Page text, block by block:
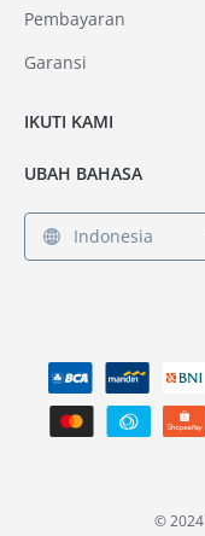
Pembayaran
Garansi
IKUTI KAMI
UBAH BAHASA
Indonesia
© 2024